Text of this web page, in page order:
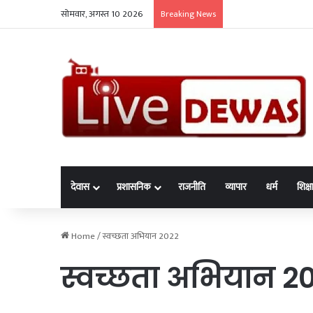
सोमवार, अगस्त 10 2026 Breaking News
देवास प्रशासनिक राजनीति व्यापार धर्म शिक्षा
Home/स्वच्छता अभियान 2022
स्वच्छता अभियान